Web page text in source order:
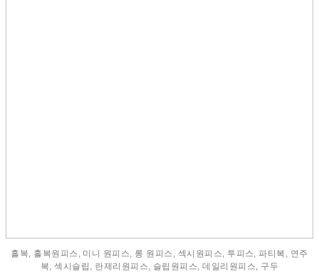
홀복, 홀복원피스, 미니 원피스, 롱 원피스, 섹시원피스, 투피스, 파티복, 연주
복, 섹시슬립, 란제리원피스, 슬립원피스, 데일리원피스, 구두